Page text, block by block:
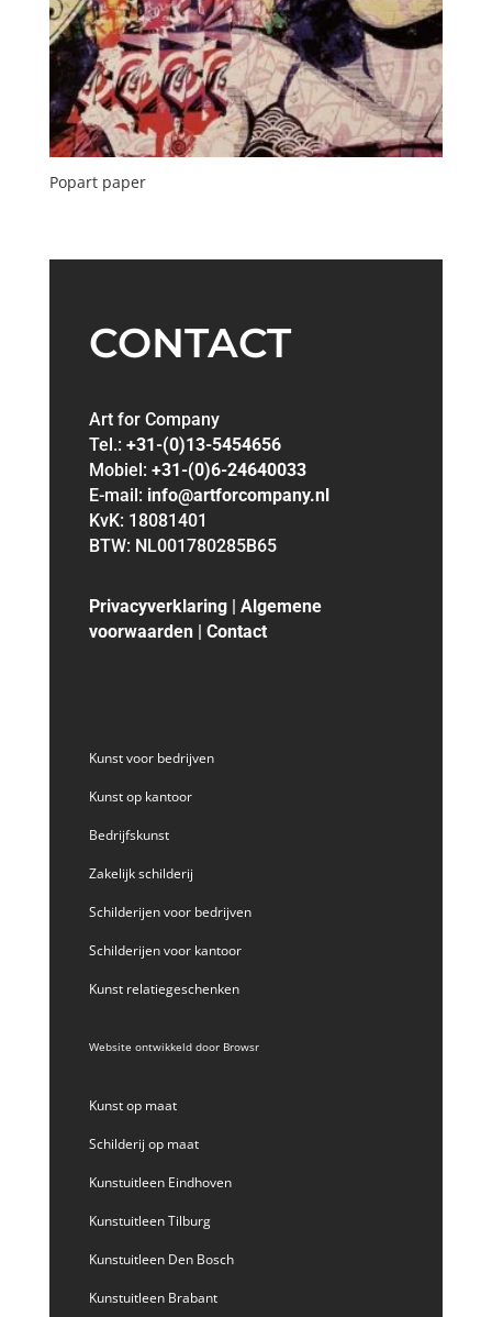
Popart paper
CONTACT
Art for Company
Tel.: +31-(0)13-5454656
Mobiel: +31-(0)6-24640033
E-mail: info@artforcompany.nl
KvK: 18081401
BTW: NL001780285B65
Privacyverklaring| Algemene
voorwaarden| Contact
Kunst voor bedrijven
Kunst op kantoor
Bedrijfskunst
Zakelijk schilderij
Schilderijen voor bedrijven
Schilderijen voor kantoor
Kunst relatiegeschenken
Website ontwikkeld door Browsr
Kunst op maat
Schilderij op maat
Kunstuitleen Eindhoven
Kunstuitleen Tilburg
Kunstuitleen Den Bosch
Kunstuitleen Brabant